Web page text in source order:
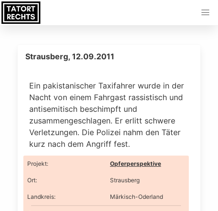
Strausberg, 12.09.2011
Ein pakistanischer Taxifahrer wurde in der
Nacht von einem Fahrgast rassistisch und
antisemitisch beschimpft und
zusammengeschlagen. Er erlitt schwere
Verletzungen. Die Polizei nahm den Täter
kurz nach dem Angriff fest.
Projekt: Opferperspektive
Ort: Strausberg
Landkreis: Märkisch-Oderland